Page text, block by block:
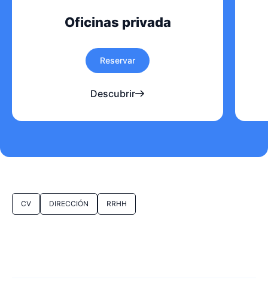
Oficinas privada
Reservar
Descubrir
CV DIRECCIÓN RRHH